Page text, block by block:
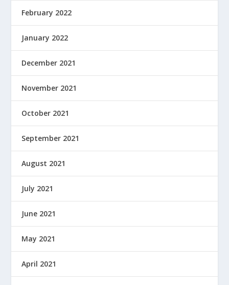
February 2022
January 2022
December 2021
November 2021
October 2021
September 2021
August 2021
July 2021
June 2021
May 2021
April 2021